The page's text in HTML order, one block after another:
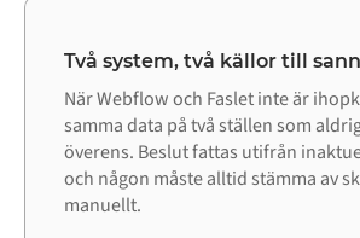
Två system, två källor till
När Webflow och Faslet inte är
samma data på två ställen som
överens. Beslut fattas utifrån
och någon måste alltid stämma av
manuellt.